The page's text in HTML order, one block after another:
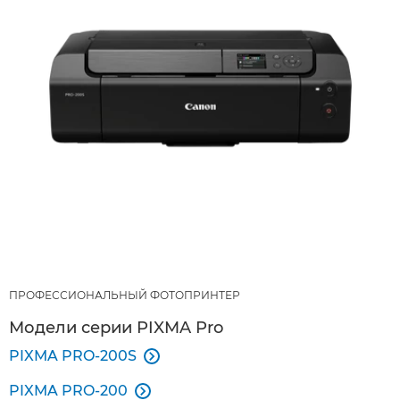
ПРОФЕССИОНАЛЬНЫЙ ФОТОПРИНТЕР
Модели серии PIXMA Pro
PIXMA PRO-200S 
PIXMA PRO-200 